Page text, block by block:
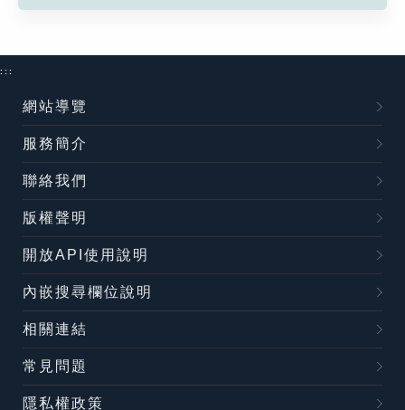
:::
網站導覽
服務簡介
聯絡我們
版權聲明
開放API使用說明
內嵌搜尋欄位說明
相關連結
常見問題
隱私權政策